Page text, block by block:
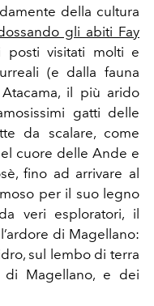
della cultura
gli abiti Fay
visitati molti e
(e dalla fauna
il più arido
gatti delle
da scalare, come
cuore delle Ande e
fino ad arrivare al
per il suo legno
veri esploratori, il
di Magellano:
sul lembo di terra
Magellano, e dei